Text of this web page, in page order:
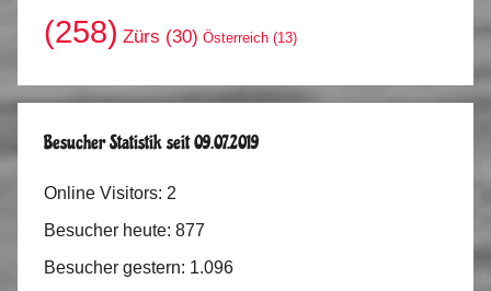
(258) Zürs (30) Österreich (13)
Besucher Statistik seit 09.07.2019
Online Visitors: 2
Besucher heute: 877
Besucher gestern: 1.096